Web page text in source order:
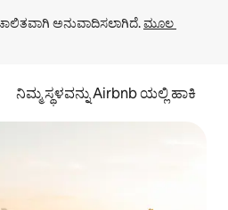
ಅನುವಾದಿಸಲಾಗಿದೆ. ಮೂಲ
ನಿಮ್ಮ ಸ್ಥಳವನ್ನು Airbnb ಯಲ್ಲಿ ಹಾಕಿ